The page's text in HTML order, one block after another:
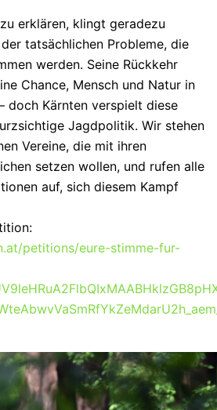
erklären, klingt geradezu
tatsächlichen Probleme, die
werden. Seine Rückkehr
Chance, Mensch und Natur in
doch Kärnten verspielt diese
Jagdpolitik. Wir stehen
Vereine, die mit ihren
setzen wollen, und rufen alle
auf, sich diesem Kampf
petitions/eure-stimme-fur-